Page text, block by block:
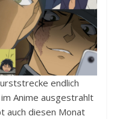
endlich
Anime ausgestrahlt
auch diesen Monat